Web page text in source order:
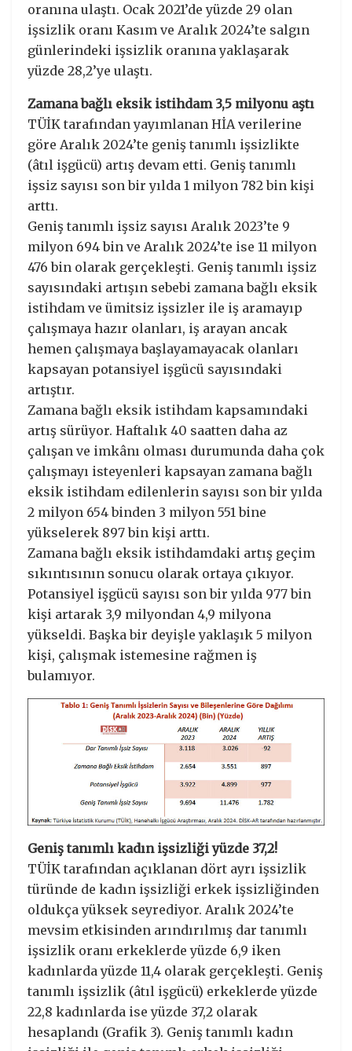
oranına ulaştı. Ocak 2021’de yüzde 29 olan
işsizlik oranı Kasım ve Aralık 2024’te salgın
günlerindeki işsizlik oranına yaklaşarak
yüzde 28,2’ye ulaştı.
Zamana bağlı eksik istihdam 3,5 milyonu aştı
TÜİK tarafından yayımlanan HİA verilerine
göre Aralık 2024’te geniş tanımlı işsizlikte
(âtıl işgücü) artış devam etti. Geniş tanımlı
işsiz sayısı son bir yılda 1 milyon 782 bin kişi
arttı.
Geniş tanımlı işsiz sayısı Aralık 2023’te 9
milyon 694 bin ve Aralık 2024’te ise 11 milyon
476 bin olarak gerçekleşti. Geniş tanımlı işsiz
sayısındaki artışın sebebi zamana bağlı eksik
istihdam ve ümitsiz işsizler ile iş aramayıp
çalışmaya hazır olanları, iş arayan ancak
hemen çalışmaya başlayamayacak olanları
kapsayan potansiyel işgücü sayısındaki
artıştır.
Zamana bağlı eksik istihdam kapsamındaki
artış sürüyor. Haftalık 40 saatten daha az
çalışan ve imkânı olması durumunda daha çok
çalışmayı isteyenleri kapsayan zamana bağlı
eksik istihdam edilenlerin sayısı son bir yılda
2 milyon 654 binden 3 milyon 551 bine
yükselerek 897 bin kişi arttı.
Zamana bağlı eksik istihdamdaki artış geçim
sıkıntısının sonucu olarak ortaya çıkıyor.
Potansiyel işgücü sayısı son bir yılda 977 bin
kişi artarak 3,9 milyondan 4,9 milyona
yükseldi. Başka bir deyişle yaklaşık 5 milyon
kişi, çalışmak istemesine rağmen iş
bulamıyor.
Geniş tanımlı kadın işsizliği yüzde 37,2!
TÜİK tarafından açıklanan dört ayrı işsizlik
türünde de kadın işsizliği erkek işsizliğinden
oldukça yüksek seyrediyor. Aralık 2024’te
mevsim etkisinden arındırılmış dar tanımlı
işsizlik oranı erkeklerde yüzde 6,9 iken
kadınlarda yüzde 11,4 olarak gerçekleşti. Geniş
tanımlı işsizlik (âtıl işgücü) erkeklerde yüzde
22,8 kadınlarda ise yüzde 37,2 olarak
hesaplandı (Grafik 3). Geniş tanımlı kadın